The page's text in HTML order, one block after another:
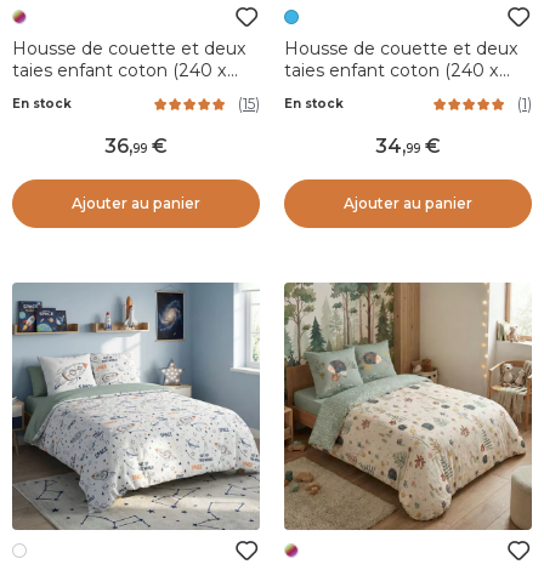
Housse de couette et deux
taies enfant coton (240 x
220 cm) Tamia Multicolore
En stock (15)
36,99
Ajouter au panier
Housse de couette et deux
taies enfant coton (240 x
En stock (1)
34,99
Ajouter au panier